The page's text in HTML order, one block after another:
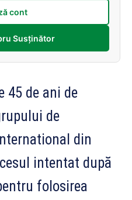
cont
Susținător
45 de ani de
de
din
intentat după
folosirea